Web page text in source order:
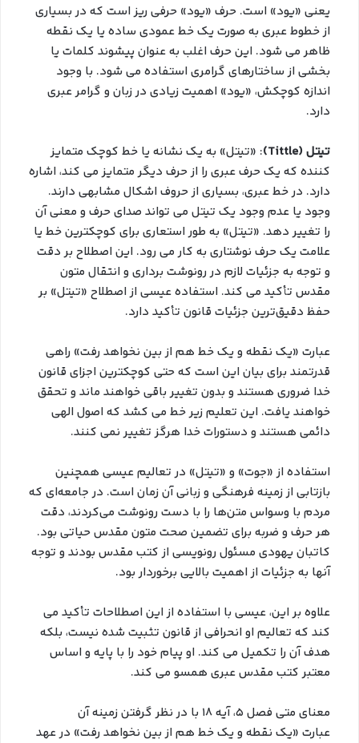
یعنی «یود» است. حرف «یود» حرفی ریز است که در بسیاری
از خطوط عبری به صورت یک خط عمودی ساده یا یک نقطه
ظاهر می شود. این حرف اغلب به عنوان پیشوند کلمات یا
بخشی از ساختارهای گرامری استفاده می شود. با وجود
اندازه كوچكش، «يود» اهميت زيادي در زبان و گرامر عبري
دارد.
تيتل (Tittle)
: «تيتل» به يک نشانه يا خط کوچک متمایز
کننده که يک حرف عبري را از حرف ديگر متمايز مي کند، اشاره
دارد. در خط عبری، بسیاری از حروف اشکال مشابهی دارند.
وجود یا عدم وجود یک تیتل می تواند صدای حرف و معنی آن
را تغییر دهد. «تيتل» به طور استعاری برای کوچکترین خط یا
علامت یک حرف نوشتاری به کار می رود. این اصطلاح بر دقت
و توجه به جزئیات لازم در رونوشت برداری و انتقال متون
مقدس تأکید می کند. استفاده عیسی از اصطلاح «تيتل» بر
حفظ دقیق‌ترین جزئیات قانون تأکید دارد.
عبارت «یک نقطه و یک خط هم از بین نخواهد رفت» راهی
قدرتمند برای بیان این است که حتی کوچکترین اجزای قانون
خدا ضروری هستند و بدون تغییر باقی خواهند ماند و تحقق
خواهند یافت. این تعلیم زیر خط می کشد که اصول الهی
دائمی هستند و دستورات خدا هرگز تغییر نمی کنند.
استفاده از «جوت» و «تيتل» در تعالیم عیسی همچنین
بازتابی از زمینه فرهنگی و زبانی آن زمان است. در جامعه‌ای که
مردم با وسواس متن‌ها را با دست رونوشت می‌کردند، دقت
هر حرف و ضربه برای تضمین صحت متون مقدس حیاتی بود.
کاتبان یهودی مسئول رونویسی از کتب مقدس بودند و توجه
آنها به جزئیات از اهمیت بالایی برخوردار بود.
علاوه بر این، عیسی با استفاده از این اصطلاحات تأکید می
کند که تعالیم او انحرافی از قانون تثبیت شده نیست، بلکه
هدف آن را تکمیل می کند. او پیام خود را با پایه و اساس
معتبر کتب مقدس عبری همسو می کند.
معنای متی فصل 5، آیه 18 با در نظر گرفتن زمینه آن
عبارت «یک نقطه و یک خط هم از بین نخواهد رفت» در عهد